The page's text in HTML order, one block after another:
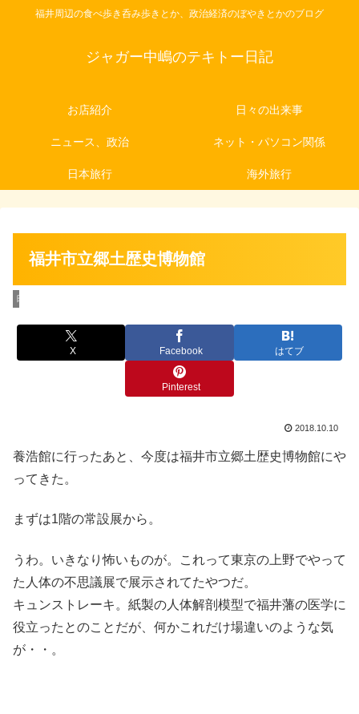
福井周辺の食べ歩き呑み歩きとか、政治経済のぼやきとかのブログ
ジャガー中嶋のテキトー日記
お店紹介 日々の出来事
ニュース、政治 ネット・パソコン関係
日本旅行 海外旅行
福井市立郷土歴史博物館
日々の出来事
X Facebook はてブ
Pinterest
2018.10.10
養浩館に行ったあと、今度は福井市立郷土歴史博物館にや
ってきた。
まずは1階の常設展から。
うわ。いきなり怖いものが。これって東京の上野でやって
た人体の不思議展で展示されてたやつだ。
キュンストレーキ。紙製の人体解剖模型で福井藩の医学に
役立ったとのことだが、何かこれだけ場違いのような気
が・・。